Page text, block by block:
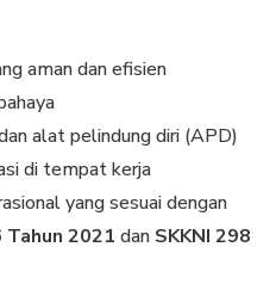
aman dan efisien
alat pelindung diri (APD)
di tempat kerja
yang sesuai dengan
Tahun 2021 dan SKKNI 298